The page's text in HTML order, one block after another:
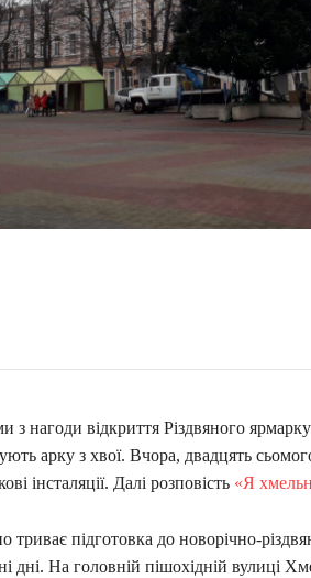
з нагоди відкриття Різдвяного
арку з хвої. Вчора, двадцять
інсталяції. Далі розповість «Я
підготовка до новорічно-
дні. На головній пішохідній вулиці